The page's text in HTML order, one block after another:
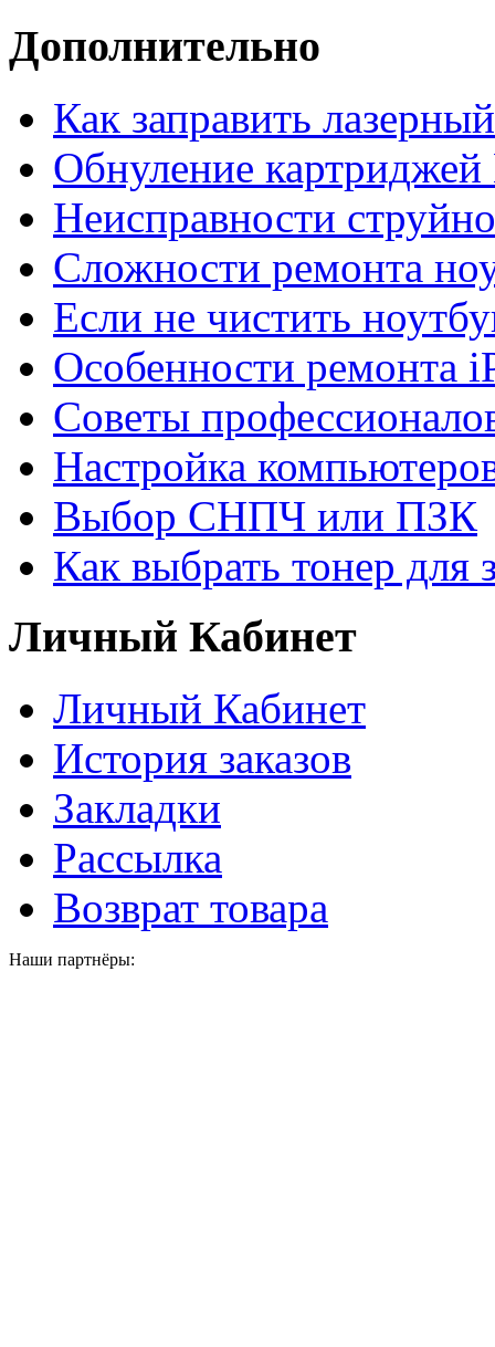
Дополнительно
Как заправить
Обнуление
Неисправности
Сложности ремонта
Если не чистить
Особенности ремонта
Советы
Настройка
Выбор СНПЧ или ПЗК
Как выбрать тонер для
Личный Кабинет
Личный Кабинет
История заказов
Закладки
Рассылка
Возврат товара
Наши партнёры: